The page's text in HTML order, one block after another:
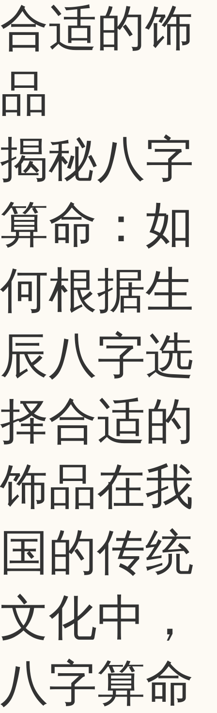
合适的饰
品
揭秘八字
算命：如
何根据生
辰八字选
择合适的
饰品在我
国的传统
文化中，
八字算命